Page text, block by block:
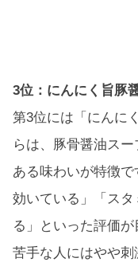
3位：にんにく旨豚
第3位には「にんに
らは、豚骨醤油ス
ある味わいが特徴
効いている」「ス
る」といった評価
苦手な人にはやや